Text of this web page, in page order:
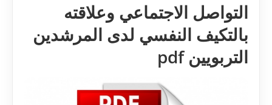
التواصل الاجتماعي وعلاقته
بالتكيف النفسي لدى المرشدين
التربويين pdf